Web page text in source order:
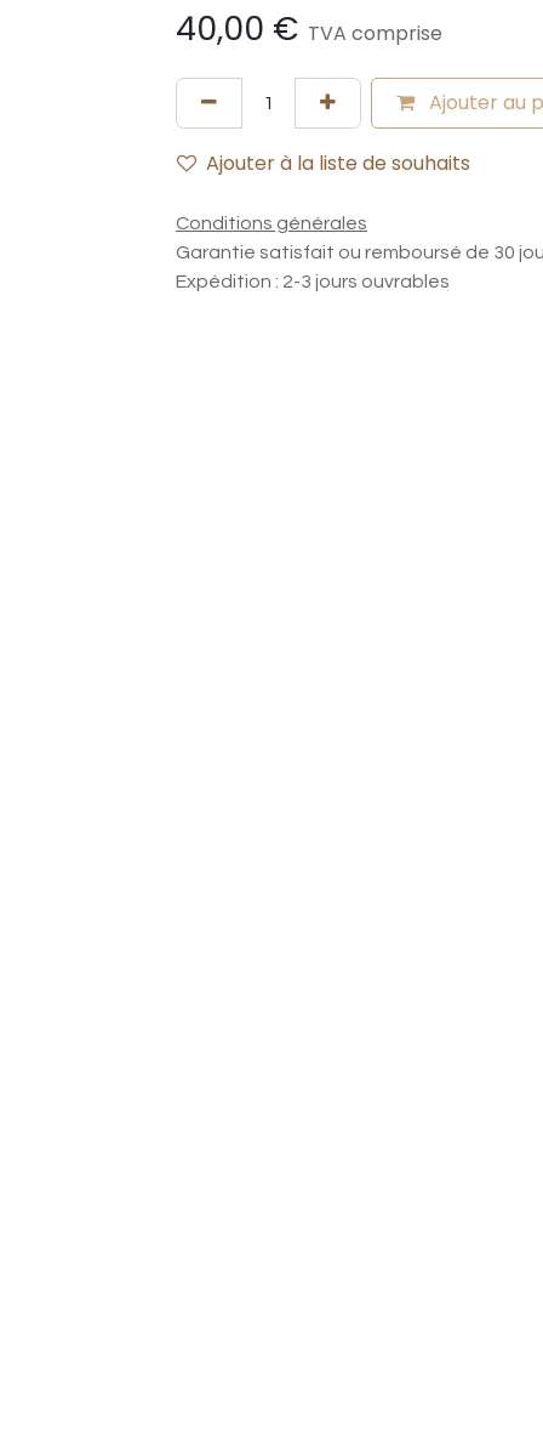
40,00 € TVA comprise
Ajouter au
Ajouter à la liste de souhaits
Conditions générales
Garantie satisfait ou remboursé de 30
Expédition : 2-3 jours ouvrables